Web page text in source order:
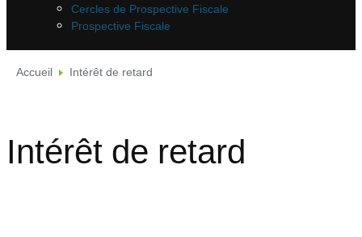
Cercles de Prospective Fiscale
Prospective Fiscale
Accueil Intérêt de retard
Intérêt de retard